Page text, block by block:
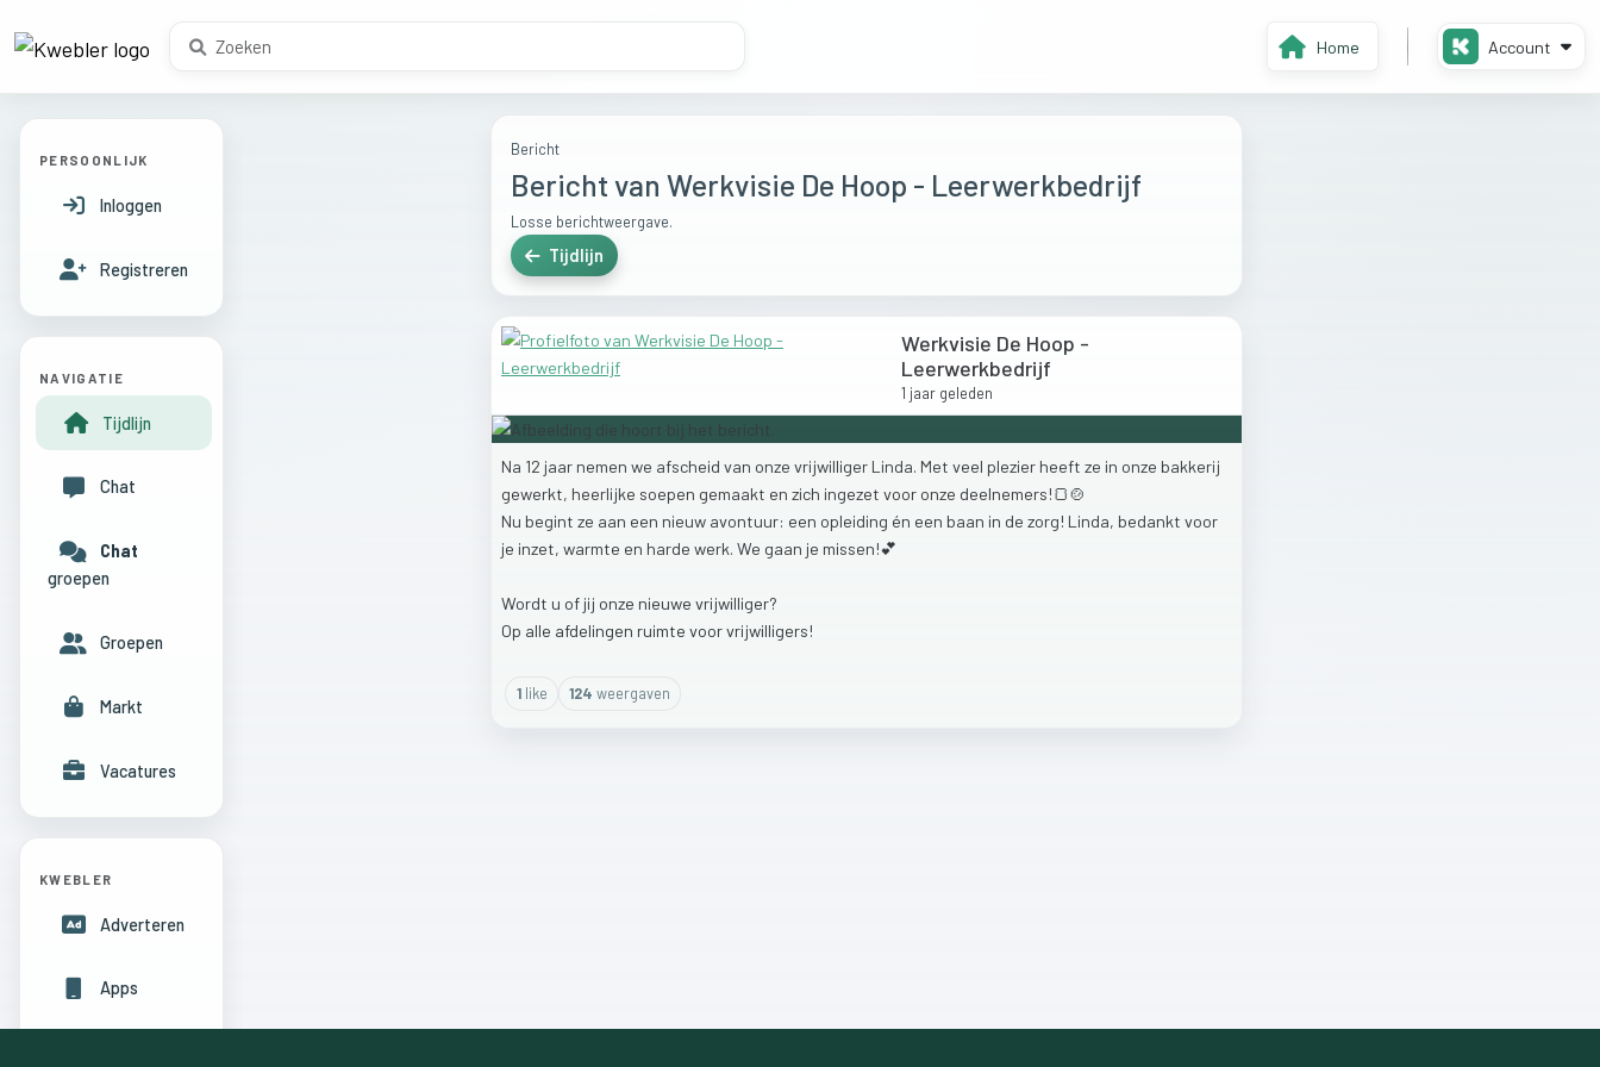
Home Account
Bericht
Bericht van Werkvisie De Hoop - Leerwerkbedrijf
Losse berichtweergave.
Tijdlijn
Werkvisie De Hoop -
Leerwerkbedrijf
1 jaar geleden
Na 12 jaar nemen we afscheid van onze vrijwilliger Linda. Met veel plezier heeft ze in onze bakkerij
gewerkt, heerlijke soepen gemaakt en zich ingezet voor onze deelnemers!🍞🍲
Nu begint ze aan een nieuw avontuur: een opleiding én een baan in de zorg! Linda, bedankt voor
je inzet, warmte en harde werk. We gaan je missen!💕
Wordt u of jij onze nieuwe vrijwilliger?
Op alle afdelingen ruimte voorvrijwilligers!
1like 124 weergaven
PERSOONLIJK
Inloggen
Registreren
NAVIGATIE
Tijdlijn
Chat
Chat
groepen
Groepen
Markt
Vacatures
KWEBLER
Adverteren
Apps